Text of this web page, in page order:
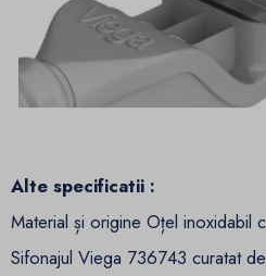
Alte specificatii :
Material și origine Oțel inoxidabil
Sifonajul Viega 736743 curatat